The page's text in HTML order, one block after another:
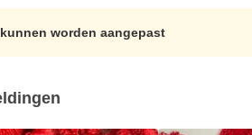
worden aangepast